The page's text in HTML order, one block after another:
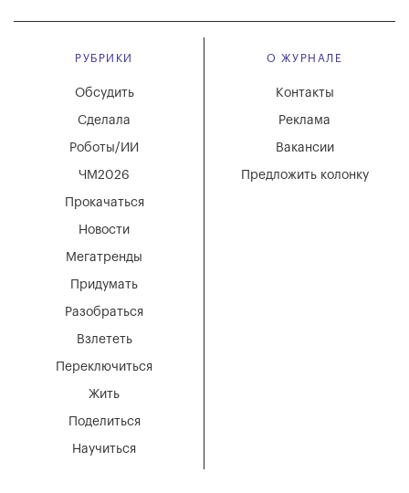
РУБРИКИ
Мегатренды
Придумать
Разобраться
Взлететь
Новости
Переключиться
Жить
Поделиться
Научиться
Обсудить
Сделала
Роботы/ИИ
ЧМ2026
Прокачаться
О ЖУРНАЛЕ
Вакансии
Реклама
Контакты
Предложить колонку